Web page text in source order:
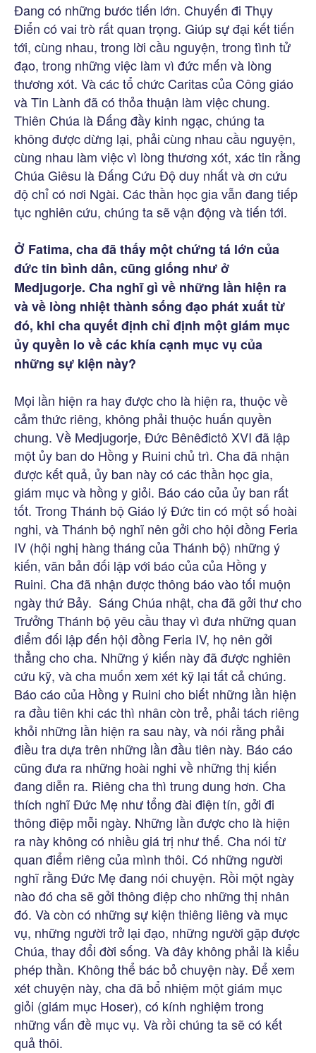
Đang có những bước tiến lớn. Chuyến đi Thụy
Điển có vai trò rất quan trọng. Giúp sự đại kết tiến
tới, cùng nhau, trong lời cầu nguyện, trong tình tử
đạo, trong những việc làm vì đức mến và lòng
thương xót. Và các tổ chức Caritas của Công giáo
và Tin Lành đã có thỏa thuận làm việc chung.
Thiên Chúa là Đấng đầy kinh ngạc, chúng ta
không được dừng lại, phải cùng nhau cầu nguyện,
cùng nhau làm việc vì lòng thương xót, xác tin rằng
Chúa Giêsu là Đấng Cứu Độ duy nhất và ơn cứu
độ chỉ có nơi Ngài. Các thần học gia vẫn đang tiếp
tục nghiên cứu, chúng ta sẽ vận động và tiến tới.
Ở Fatima, cha đã thấy một chứng tá lớn của
đức tin bình dân, cũng giống như ở
Medjugorje. Cha nghĩ gì về những lần hiện ra
và về lòng nhiệt thành sống đạo phát xuất từ
đó, khi cha quyết định chỉ định một giám mục
ủy quyền lo về các khía cạnh mục vụ của
những sự kiện này?
Mọi lần hiện ra hay được cho là hiện ra, thuộc về
cảm thức riêng, không phải thuộc huấn quyền
chung. Về Medjugorje, Đức Bênêđictô XVI đã lập
một ủy ban do Hồng y Ruini chủ trì. Cha đã nhận
được kết quả, ủy ban này có các thần học gia,
giám mục và hồng y giỏi. Báo cáo của ủy ban rất
tốt. Trong Thánh bộ Giáo lý Đức tin có một số hoài
nghi, và Thánh bộ nghĩ nên gởi cho hội đồng Feria
IV (hội nghị hàng tháng của Thánh bộ) những ý
kiến, văn bản đối lập với báo của của Hồng y
Ruini. Cha đã nhận được thông báo vào tối muộn
ngày thứ Bảy. Sáng Chúa nhật, cha đã gởi thư cho
Trưởng Thánh bộ yêu cầu thay vì đưa những quan
điểm đối lập đến hội đồng Feria IV, họ nên gởi
thẳng cho cha. Những ý kiến này đã được nghiên
cứu kỹ, và cha muốn xem xét kỹ lại tất cả chúng.
Báo cáo của Hồng y Ruini cho biết những lần hiện
ra đầu tiên khi các thì nhân còn trẻ, phải tách riêng
khỏi những lần hiện ra sau này, và nói rằng phải
điều tra dựa trên những lần đầu tiên này. Báo cáo
cũng đưa ra những hoài nghi về những thị kiến
đang diễn ra. Riêng cha thì trung dung hơn. Cha
thích nghĩ Đức Mẹ như tổng đài điện tín, gởi đi
thông điệp mỗi ngày. Những lần được cho là hiện
ra này không có nhiều giá trị như thế. Cha nói từ
quan điểm riêng của mình thôi. Có những người
nghĩ rằng Đức Mẹ đang nói chuyện. Rồi một ngày
nào đó cha sẽ gởi thông điệp cho những thị nhân
đó. Và còn có những sự kiện thiêng liêng và mục
vụ, những người trở lại đạo, những người gặp được
Chúa, thay đổi đời sống. Và đây không phải là kiểu
phép thần. Không thể bác bỏ chuyện này. Để xem
xét chuyện này, cha đã bổ nhiệm một giám mục
giỏi (giám mục Hoser), có kính nghiệm trong
những vấn đề mục vụ. Và rồi chúng ta sẽ có kết
quả thôi.